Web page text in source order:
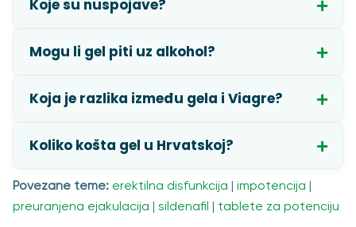
Koje su nuspojave?
Mogu li gel piti uz alkohol?
Koja je razlika između gela i Viagre?
Koliko košta gel u Hrvatskoj?
Povezane teme: erektilna disfunkcija | impotencija |
preuranjena ejakulacija | sildenafil | tablete za potenciju